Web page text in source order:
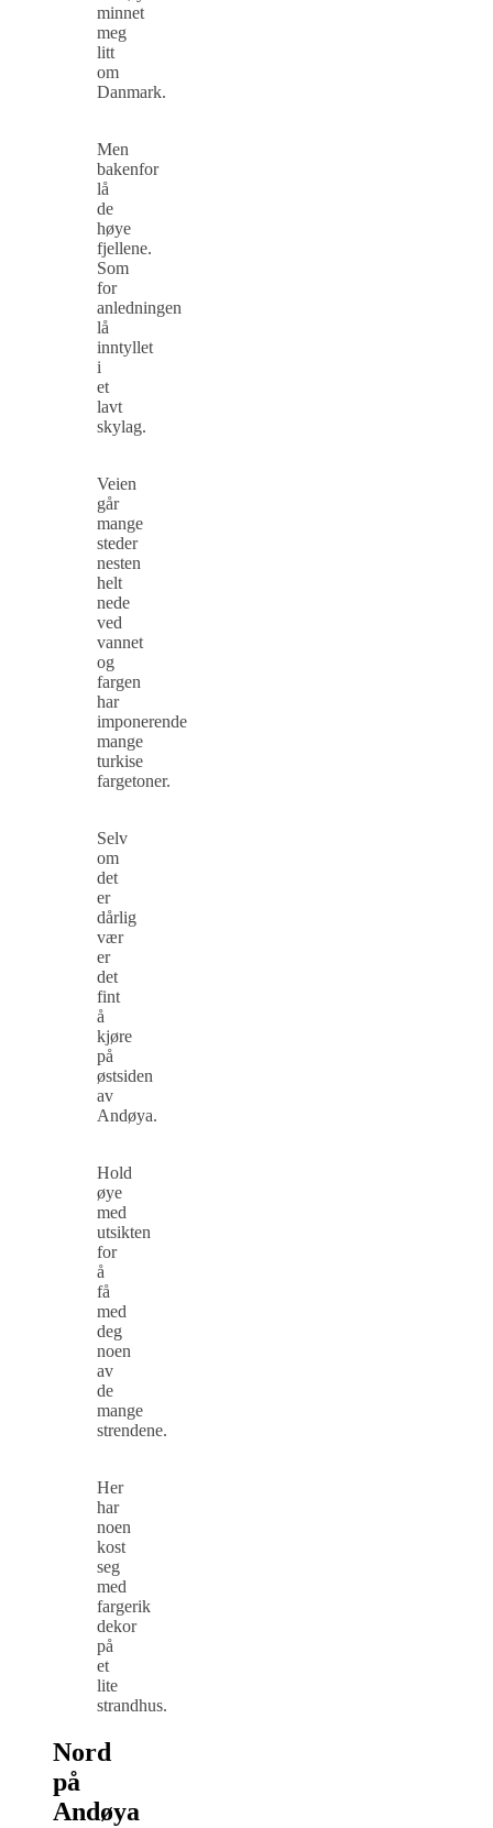
minnet
meg
litt
om
Danmark.
Men
bakenfor
lå
de
høye
fjellene.
Som
for
anledningen
lå
inntyllet
i
et
lavt
skylag.
Veien
går
mange
steder
nesten
helt
nede
ved
vannet
og
fargen
har
imponerende
mange
turkise
fargetoner.
Selv
om
det
er
dårlig
vær
er
det
fint
å
kjøre
på
østsiden
av
Andøya.
Hold
øye
med
utsikten
for
å
få
med
deg
noen
av
de
mange
strendene.
Her
har
noen
kost
seg
med
fargerik
dekor
på
et
lite
strandhus.
Nord
på
Andøya